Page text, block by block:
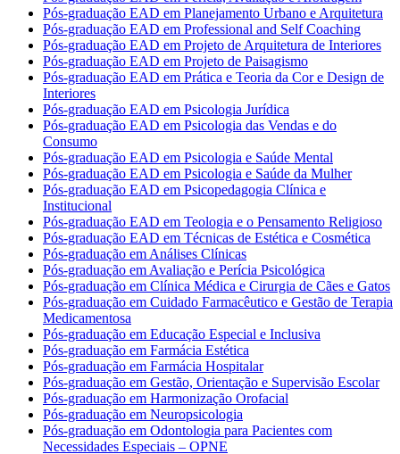
Pós-graduação EAD em Planejamento Urbano e Arquitetura
Pós-graduação EAD em Professional and Self Coaching
Pós-graduação EAD em Projeto de Arquitetura de Interiores
Pós-graduação EAD em Projeto de Paisagismo
Pós-graduação EAD em Prática e Teoria da Cor e Design de
Interiores
Pós-graduação EAD em Psicologia Jurídica
Pós-graduação EAD em Psicologia das Vendas e do
Consumo
Pós-graduação EAD em Psicologia e Saúde Mental
Pós-graduação EAD em Psicologia e Saúde da Mulher
Pós-graduação EAD em Psicopedagogia Clínica e
Institucional
Pós-graduação EAD em Teologia e o Pensamento Religioso
Pós-graduação EAD em Técnicas de Estética e Cosmética
Pós-graduação em Análises Clínicas
Pós-graduação em Avaliação e Perícia Psicológica
Pós-graduação em Clínica Médica e Cirurgia de Cães e Gatos
Pós-graduação em Cuidado Farmacêutico e Gestão de Terapia
Medicamentosa
Pós-graduação em Educação Especial e Inclusiva
Pós-graduação em Farmácia Estética
Pós-graduação em Farmácia Hospitalar
Pós-graduação em Gestão, Orientação e Supervisão Escolar
Pós-graduação em Harmonização Orofacial
Pós-graduação em Neuropsicologia
Pós-graduação em Odontologia para Pacientes com
Necessidades Especiais – OPNE